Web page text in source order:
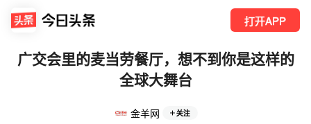
打开APP
广交会里的麦当劳餐厅，想不到你是这样的
全球大舞台
金羊网 关注